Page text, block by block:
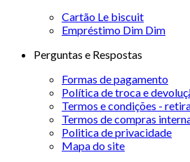
Cartão Le biscuit
Empréstimo Dim Dim
Perguntas e Respostas
Formas de pagamento
Política de troca e
Termos e condições -
Termos de compras
Politica de privacidade
Mapa do site